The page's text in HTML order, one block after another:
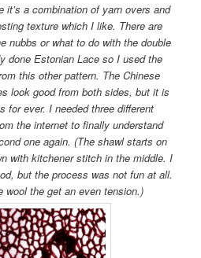
a combination of yarn overs and
texture which I like. There are
nubbs or what to do with the double
done Estonian Lace so I used the
this other pattern. The Chinese
look good from both sides, but it is
for ever. I needed three different
the internet to finally understand
one again. (The shawl starts on
with kitchener stitch in the middle. I
but the process was not fun at all.
the get an even tension.)